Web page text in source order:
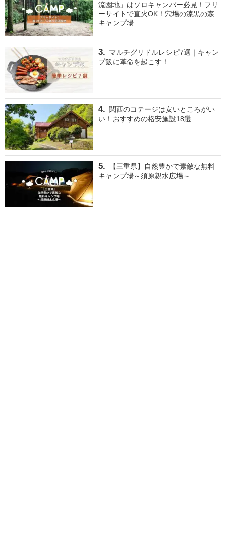
流園地」はソロキャンパー必見！フリ
ーサイトで直火OK！穴場の漆黒の森
キャンプ場
マルチグリドルレシピ7選｜キャン
プ飯に革命を起こす！
関西のコテージは安いところがい
い！おすすめの格安施設18選
【三重県】自然豊かで素敵な無料
キャンプ場～須原親水広場～